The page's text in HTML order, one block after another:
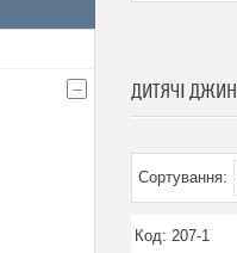
ДИТЯЧІ
207-1